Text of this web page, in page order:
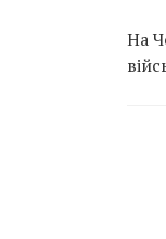
На